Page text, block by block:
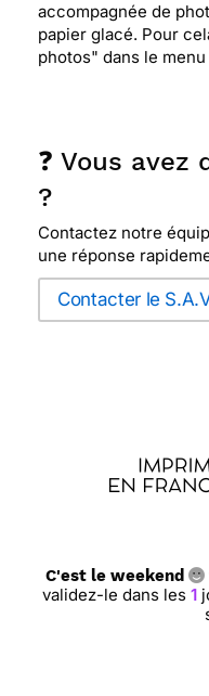
accompagnée de
papier glacé. Pour
photos" dans le menu
❓ Vous
?
Contactez notre
une réponse
Contacter le
C'est le weekend
validez-le dans les 1